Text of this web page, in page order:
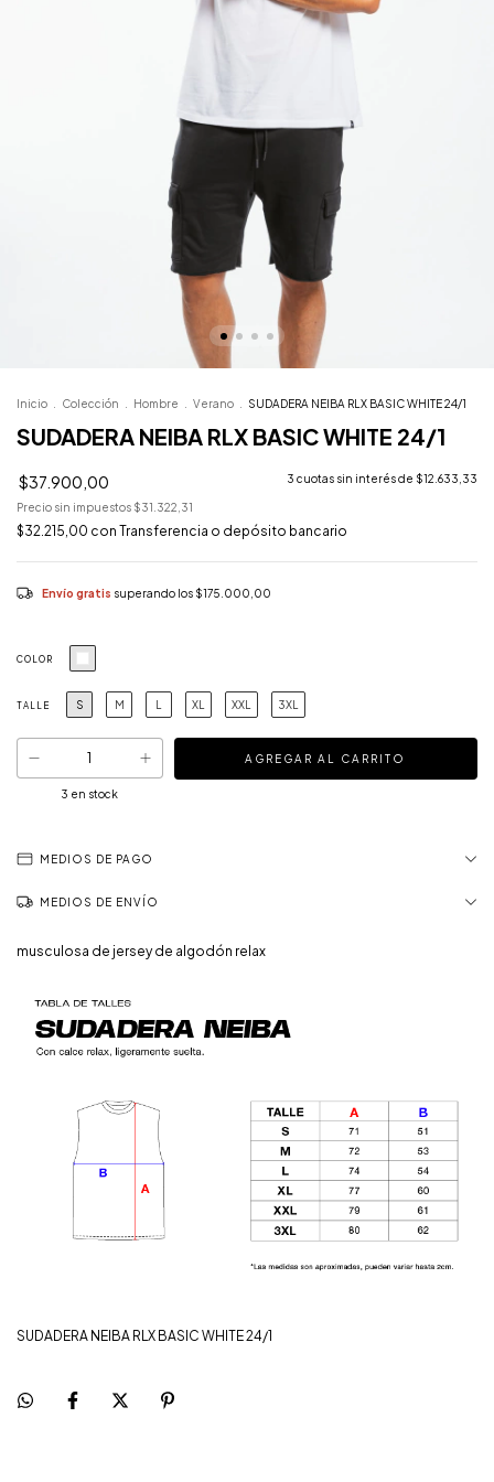
Inicio Colección Hombre Verano SUDADERA NEIBA RLX BASIC WHITE 24/1
SUDADERA NEIBA RLX BASIC WHITE 24/1
$37.900,00 3 cuotas sin interés de $12.633,33
Precio sin impuestos $31.322,31
$32.215,00 con Transferencia o depósito bancario
Envío gratis superando los $175.000,00
COLOR
TALLE S M L XL XXL 3XL
3 en stock
MEDIOS DE PAGO
MEDIOS DE ENVÍO
musculosa de jersey de algodón relax
SUDADERA NEIBA RLX BASIC WHITE 24/1